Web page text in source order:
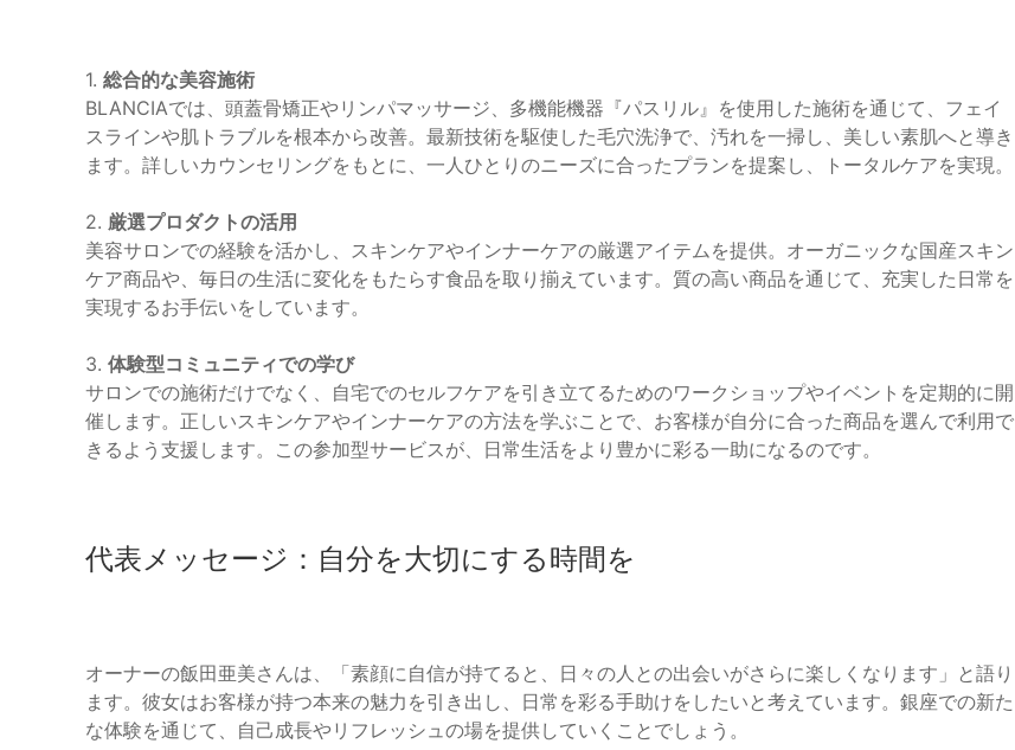
1. 総合的な美容施術
BLANCIAでは、頭蓋骨矯正やリンパマッサージ、多機能機器『パスリル』を使用した施術を通じて、フェイ
スラインや肌トラブルを根本から改善。最新技術を駆使した毛穴洗浄で、汚れを一掃し、美しい素肌へと導き
ます。詳しいカウンセリングをもとに、一人ひとりのニーズに合ったプランを提案し、トータルケアを実現。
2. 厳選プロダクトの活用
美容サロンでの経験を活かし、スキンケアやインナーケアの厳選アイテムを提供。オーガニックな国産スキン
ケア商品や、毎日の生活に変化をもたらす食品を取り揃えています。質の高い商品を通じて、充実した日常を
実現するお手伝いをしています。
3. 体験型コミュニティでの学び
サロンでの施術だけでなく、自宅でのセルフケアを引き立てるためのワークショップやイベントを定期的に開
催します。正しいスキンケアやインナーケアの方法を学ぶことで、お客様が自分に合った商品を選んで利用で
きるよう支援します。この参加型サービスが、日常生活をより豊かに彩る一助になるのです。
代表メッセージ：自分を大切にする時間を
オーナーの飯田亜美さんは、「素顔に自信が持てると、日々の人との出会いがさらに楽しくなります」と語り
ます。彼女はお客様が持つ本来の魅力を引き出し、日常を彩る手助けをしたいと考えています。銀座での新た
な体験を通じて、自己成長やリフレッシュの場を提供していくことでしょう。